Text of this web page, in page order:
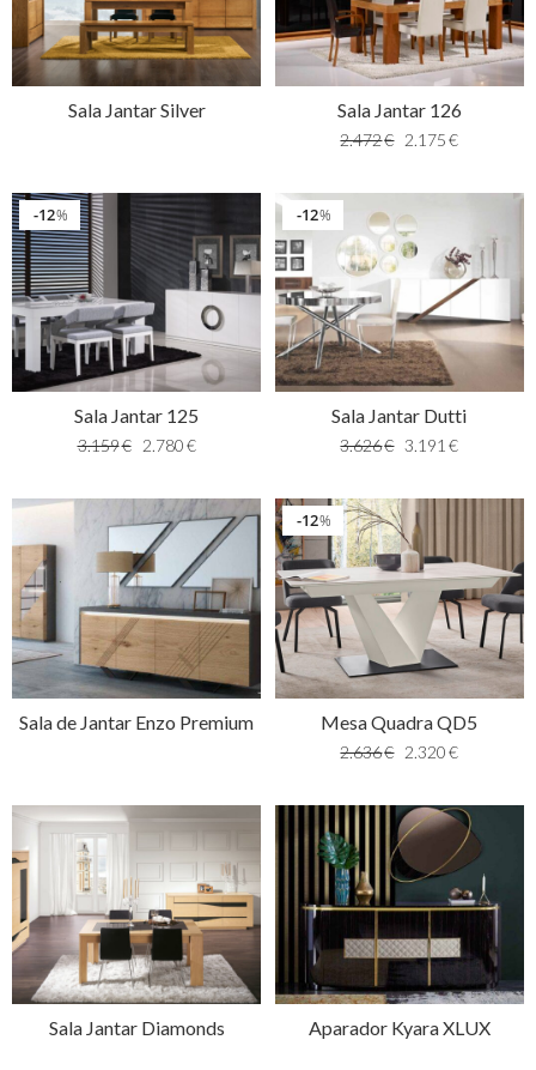
Sala Jantar Silver Sala Jantar 126
2.472€ 2.175 €
%
12
Sala Jantar 125
3.159€ 2.780€
%
12
Sala Jantar Dutti
3.626€ 3.191 €
Sala de Jantar Enzo Premium
%
12
Mesa Quadra QD5
2.636€ 2.320 €
Sala Jantar Diamonds Aparador Kyara XLUX